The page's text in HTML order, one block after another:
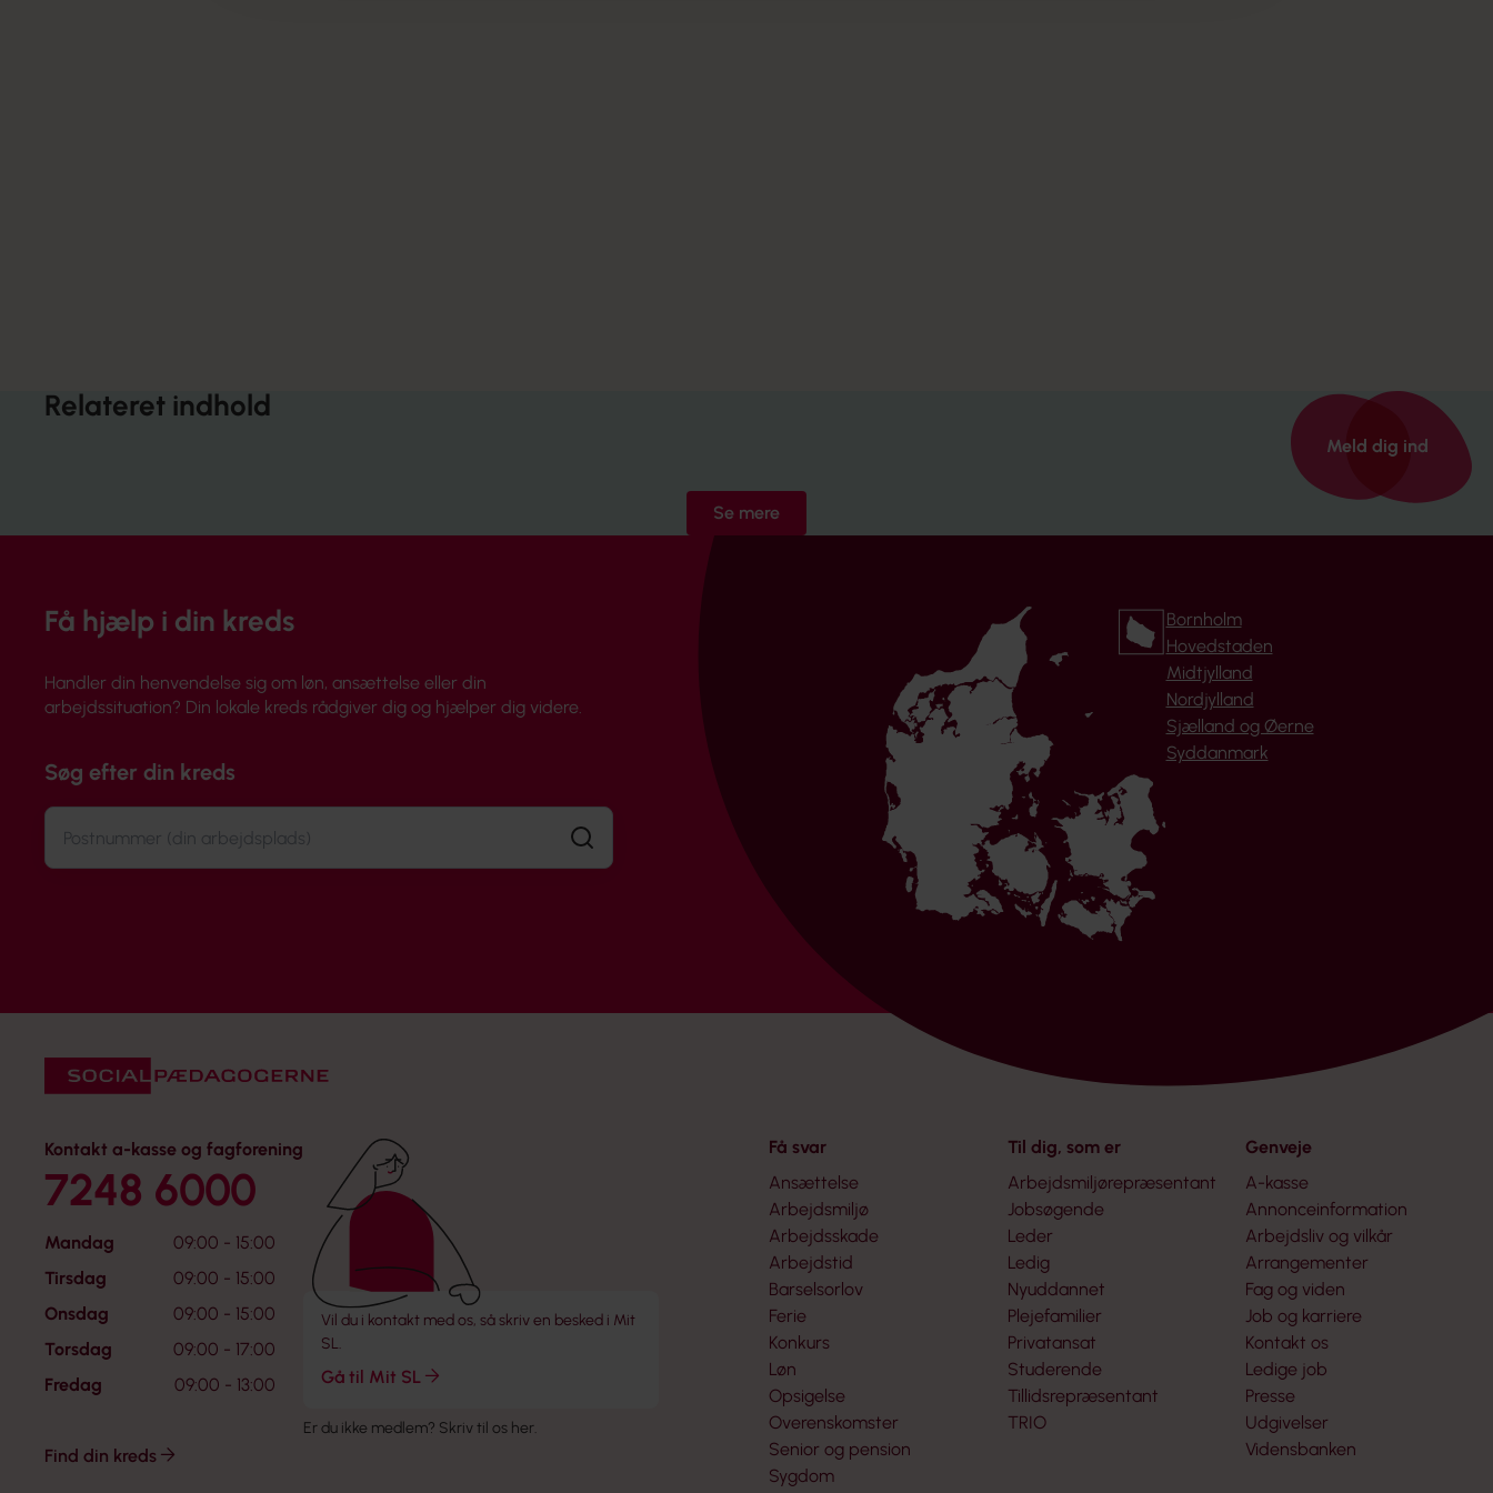
Relateret indhold
Se mere
Meld dig ind
Få hjælp i din kreds
Handler din henvendelse sig om løn, ansættelse eller din
arbejdssituation? Din lokale kreds rådgiver dig og hjælper dig videre.
Søg efter din kreds
Søg
Bornholm
Hovedstaden
Midtjylland
Nordjylland
Sjælland og Øerne
Syddanmark
Kontakt a-kasse og fagforening
7248 6000
Mandag
09:00 - 15:00
Tirsdag
09:00 - 15:00
Onsdag
09:00 - 15:00
Torsdag
09:00 - 17:00
Fredag
09:00 - 13:00
Find din kreds
Vil du i kontakt med os, så skriv en besked i Mit
SL.
Gå til Mit SL
Er du ikke medlem? Skriv til os her.
Få svar
Ansættelse
Arbejdsmiljø
Arbejdsskade
Arbejdstid
Barselsorlov
Ferie
Konkurs
Løn
Opsigelse
Overenskomster
Senior og pension
Sygdom
Til dig, som er
Arbejdsmiljørepræsentant
Jobsøgende
Leder
Ledig
Nyuddannet
Plejefamilier
Privatansat
Studerende
Tillidsrepræsentant
TRIO
Genveje
A-kasse
Annonceinformation
Arbejdsliv og vilkår
Arrangementer
Fag og viden
Job og karriere
Kontakt os
Ledige job
Presse
Udgivelser
Vidensbanken